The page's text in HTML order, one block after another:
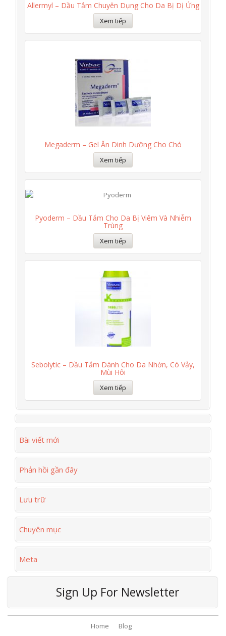
Allermyl – Dầu Tắm Chuyên Dụng Cho Da Bị Dị Ứng
Xem tiếp
Megaderm – Gel Ăn Dinh Dưỡng Cho Chó
Xem tiếp
Pyoderm – Dầu Tắm Cho Da Bị Viêm Và Nhiễm
Trùng
Xem tiếp
Sebolytic – Dầu Tắm Dành Cho Da Nhờn, Có Vảy,
Mùi Hôi
Xem tiếp
Bài viết mới
Phản hồi gần đây
Lưu trữ
Chuyên mục
Meta
Sign Up For Newsletter
Home
Blog